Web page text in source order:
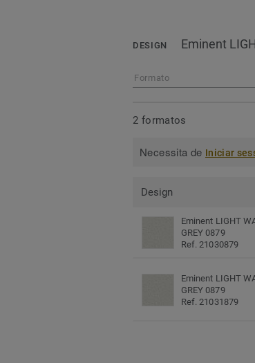
DESIGN Eminent
Formato
2 formatos
Necessita de Iniciar
Design
Eminent LIGHT
GREY 0879
Ref. 21030879
Eminent LIGHT
GREY 0879
Ref. 21031879